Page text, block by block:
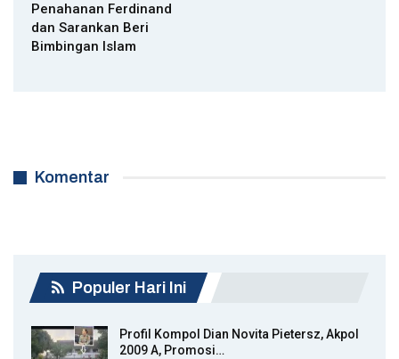
Penahanan Ferdinand
dan Sarankan Beri
Bimbingan Islam
Komentar
Populer Hari Ini
Profil Kompol Dian Novita Pietersz, Akpol
2009 A, Promosi…